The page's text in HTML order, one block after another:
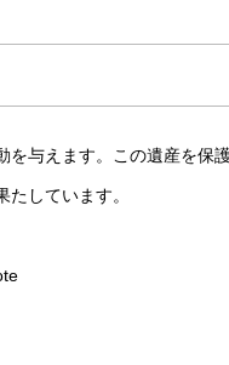
を与えます。この遺産を保
しています。